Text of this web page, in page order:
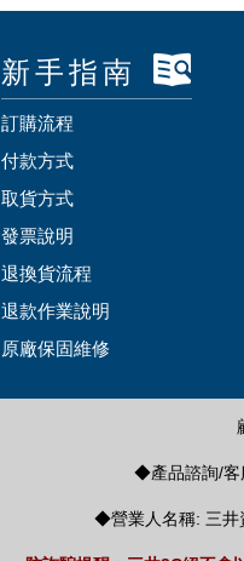
新手指南
訂購流程
付款方式
取貨方式
發票說明
退換貨流程
退款作業說明
原廠保固維修
◆產品諮詢/客
◆營業人名稱: 三井